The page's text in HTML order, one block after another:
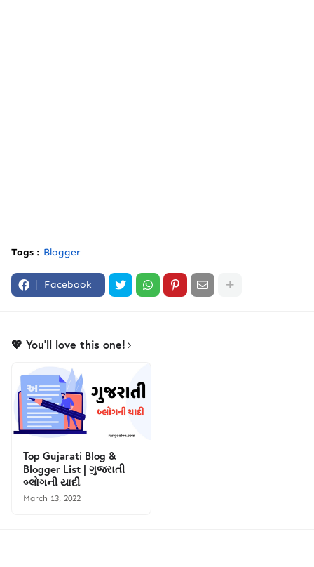
Tags : Blogger
Facebook
💖 You'll love this one!
Top Gujarati Blog &
Blogger List | ગુજરાતી
બ્લોગની યાદી
March 13, 2022